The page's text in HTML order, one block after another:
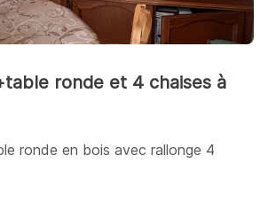
ronde et 4 chaises à
ronde en bois avec rallonge 4